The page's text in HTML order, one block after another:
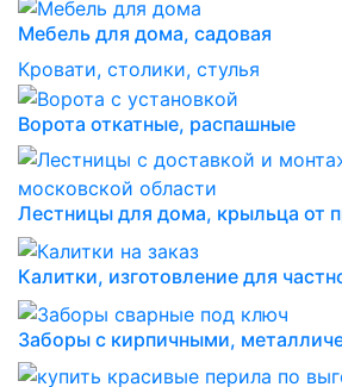
Мебель для дома, садовая
Кровати, столики, стулья
Ворота откатные, распашные
Лестницы для дома, крыльца от
Калитки, изготовление для
Заборы с кирпичными,